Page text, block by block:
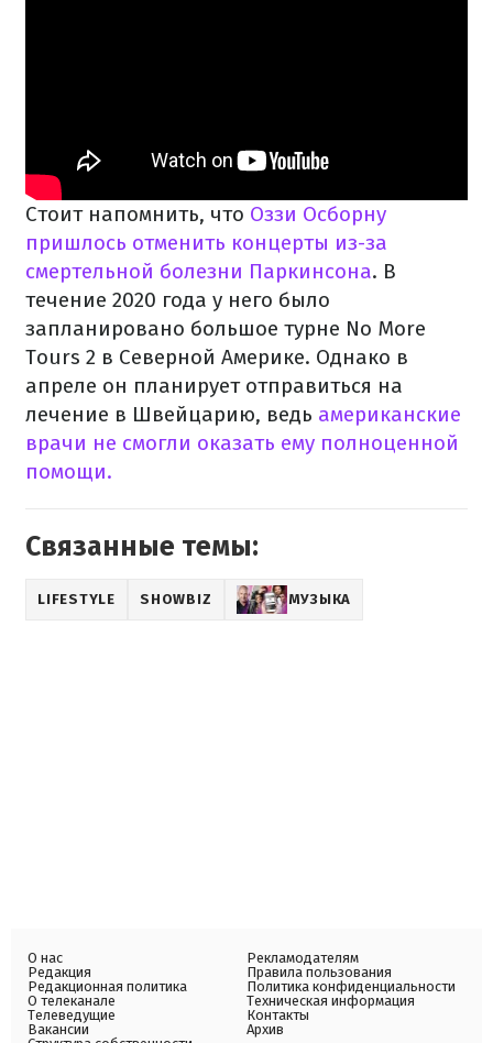
Стоит напомнить, что Оззи Осборну
пришлось отменить концерты из-за
смертельной болезни Паркинсона. В
течение 2020 года у него было
запланировано большое турне No More
Tours 2 в Северной Америке. Однако в
апреле он планирует отправиться на
лечение в Швейцарию, ведь американские
врачи не смогли оказать ему полноценной
помощи.
Связанные темы:
LIFESTYLE SHOWBIZ МУЗЫКА
О нас
Редакция
Редакционная политика
О телеканале
Телеведущие
Вакансии
Рекламодателям
Правила пользования
Политика конфиденциальности
Техническая информация
Контакты
Архив